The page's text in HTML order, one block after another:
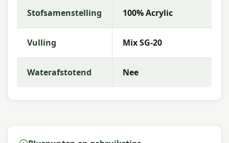
kunt maken voor jouw buitenruimte.
Stofsamenstelling 100% Acrylic
Vulling Mix SG-20
Waterafstotend Nee